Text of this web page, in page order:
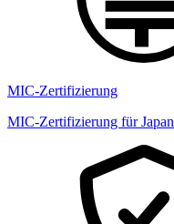
MIC-Zertifizierung
MIC-Zertifizierung für Japan